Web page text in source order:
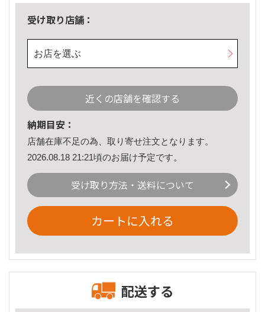
受け取り店舗：
お店を選ぶ
近くの店舗を確認する
納期目安：
店舗在庫不足の為、取り寄せ注文となります。
2026.08.18 21:21頃のお届け予定です。
受け取り方法・送料について
カートに入れる
配送する